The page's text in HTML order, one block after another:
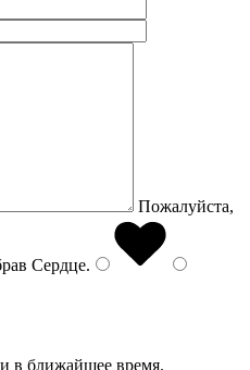
Пожалуйста,
Сердце.
в ближайшее время.